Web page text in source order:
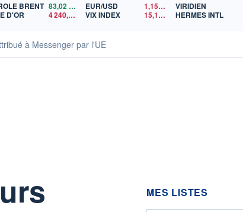
BRENT 83,02
D'OR
4 240,43 $US
EUR/USD 1,1522
$US
VIX INDEX
15,15$US
VIRIDIEN
HERMES INTL
à Messenger par l'UE
MES LISTES